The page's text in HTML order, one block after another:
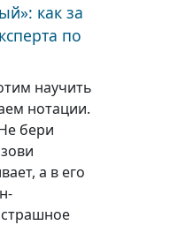
как за
по
научить
нотации.
бери
а в его